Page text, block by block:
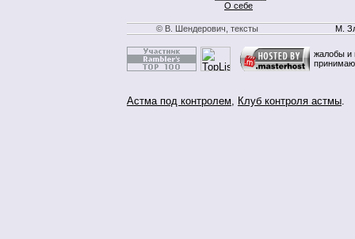
О себе
© В. Шендерович, тексты М.
жалобы и
Астма под контролем, Клуб контроля астмы.